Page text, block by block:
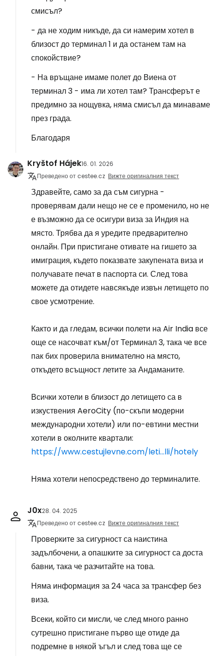
смисъл?
- да не ходим никъде, да си намерим хотел в
близост до терминал 1 и да останем там на
спокойствие?
- На връщане имаме полет до Виена от
терминал 3 - има ли хотел там? Трансферът е
предимно за нощувка, няма смисъл да минаваме
през града.
Благодаря
Kryštof Hájek16. 01. 2026
Преведено от cestee.cz Вижте оригиналния текст
Здравейте, само за да съм сигурна -
проверявам дали нещо не се е променило, но не
е възможно да се осигури виза за Индия на
място. Трябва да я уредите предварително
онлайн. При пристигане отивате на гишето за
имиграция, където показвате закупената виза и
получавате печат в паспорта си. След това
можете да отидете навсякъде извън летището по
свое усмотрение.
Както и да гледам, всички полети на Air India все
още се насочват към/от Терминал 3, така че все
пак бих проверила внимателно на място,
откъдето всъщност летите за Андаманите.
Всички хотели в близост до летището са в
изкуствения AeroCity (по-скъпи модерни
международни хотели) или по-евтини местни
хотели в околните квартали:
https://www.cestujlevne.com/leti...lli/hotely
Няма хотели непосредствено до терминалите.
J0x28. 04. 2025
Преведено от cestee.cz Вижте оригиналния текст
Проверките за сигурност са наистина
задълбочени, а опашките за сигурност са доста
бавни, така че разчитайте на това.
Няма информация за 24 часа за трансфер без
виза.
Всеки, който си мисли, че след много ранно
сутрешно пристигане първо ще отиде да
подремне в някой ъгъл и след това ще се